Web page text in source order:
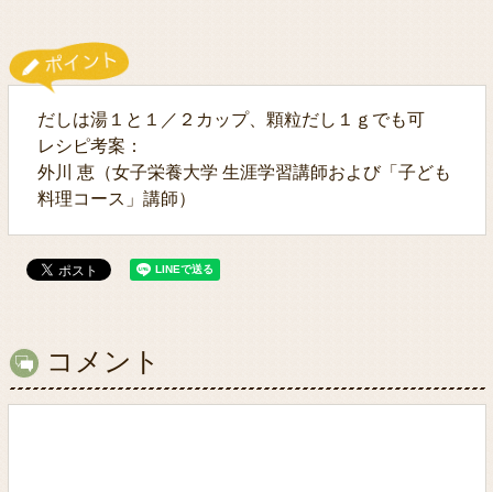
だしは湯１と１／２カップ、顆粒だし１ｇでも可
レシピ考案：
外川 恵（女子栄養大学 生涯学習講師および「子ども
料理コース」講師）
コメント